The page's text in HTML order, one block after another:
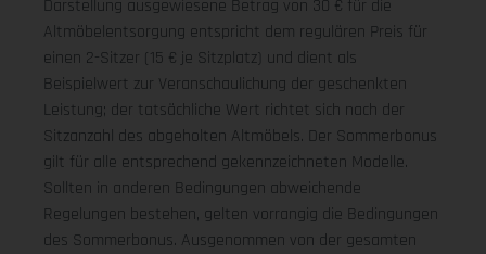
Darstellung ausgewiesene Betrag von 30 € für die
Altmöbelentsorgung entspricht dem regulären Preis für
einen 2-Sitzer (15 € je Sitzplatz) und dient als
Beispielwert zur Veranschaulichung der geschenkten
Leistung; der tatsächliche Wert richtet sich nach der
Sitzanzahl des abgeholten Altmöbels. Der Sommerbonus
gilt für alle entsprechend gekennzeichneten Modelle.
Sollten in anderen Bedingungen abweichende
Regelungen bestehen, gelten vorrangig die Bedingungen
des Sommerbonus. Ausgenommen von der gesamten